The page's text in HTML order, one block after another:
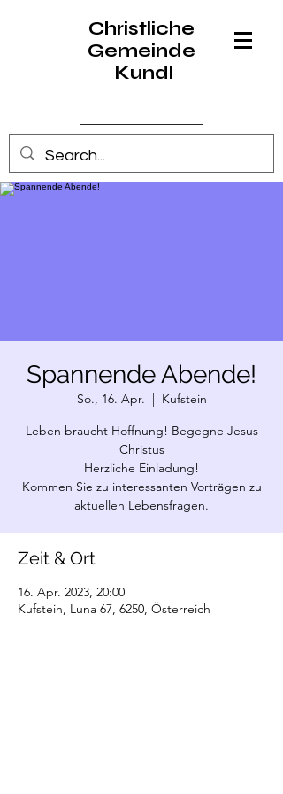
Christliche
Gemeinde
Kundl
Anmelden
Spannende Abende!
So., 16. Apr.
  |
Kufstein
Leben braucht Hoffnung! Begegne Jesus
Christus
Herzliche Einladung!
Kommen Sie zu interessanten Vorträgen zu
aktuellen Lebensfragen.
Zeit & Ort
16. Apr. 2023, 20:00
Kufstein, Luna 67, 6250, Österreich